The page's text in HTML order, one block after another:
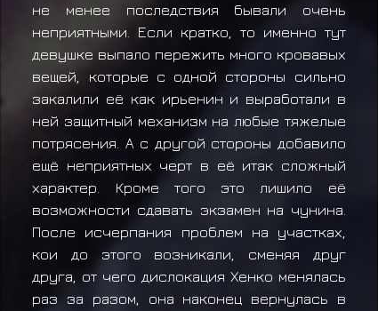
не менее последствия бывали очень
неприятными. Если кратко, то именно тут
девушке выпало пережить много кровавых
вещей, которые с одной стороны сильно
закалили её как ирьенин и выработали в
ней защитный механизм на любые тяжелые
потрясения. А с другой стороны добавило
ещё неприятных черт в её итак сложный
характер. Кроме того это лишило её
возможности сдавать экзамен на чунина.
После исчерпания проблем на участках,
кои до этого возникали, сменяя друг
друга, от чего дислокация Хенко менялась
раз за разом, она наконец вернулась в